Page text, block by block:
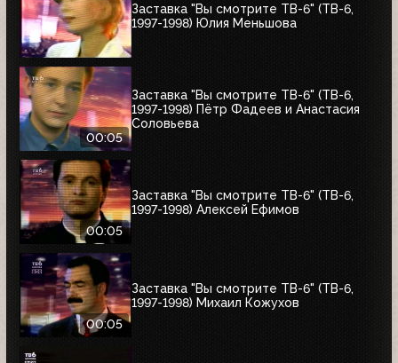
Заставка "Вы смотрите ТВ-6" (ТВ-6,
1997-1998) Юлия Меньшова
00:05
Заставка "Вы смотрите ТВ-6" (ТВ-6,
1997-1998) Пётр Фадеев и Анастасия
Соловьева
00:05
Заставка "Вы смотрите ТВ-6" (ТВ-6,
1997-1998) Алексей Ефимов
00:05
Заставка "Вы смотрите ТВ-6" (ТВ-6,
1997-1998) Михаил Кожухов